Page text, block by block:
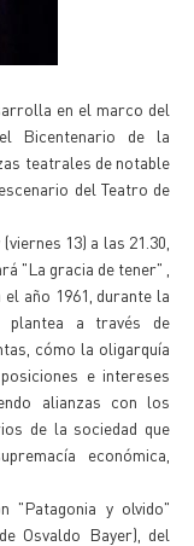
en el marco del
Bicentenario de la
teatrales de notable
del Teatro de
13) a las 21.30,
"La gracia de tener" ,
año 1961, durante la
plantea a través de
cómo la oligarquía
e intereses
alianzas con los
de la sociedad que
económica,
"Patagonia y olvido"
Osvaldo Bayer), del